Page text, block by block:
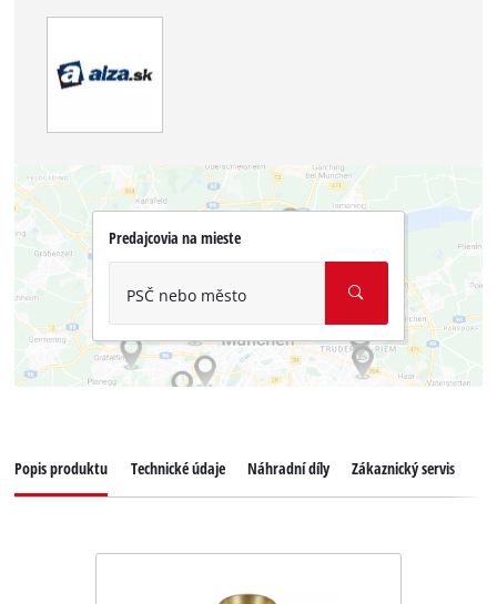
Predajcovia na mieste
PSČ nebo město
Popis produktu Technické údaje Náhradní díly Zákaznický servis